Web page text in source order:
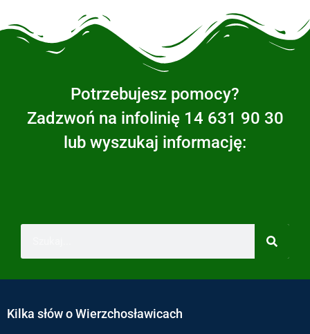
Potrzebujesz pomocy?
Zadzwoń na infolinię 14 631 90 30
lub wyszukaj informację:
Kilka słów o Wierzchosławicach